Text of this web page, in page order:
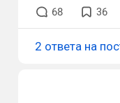
68 36
2 ответа на